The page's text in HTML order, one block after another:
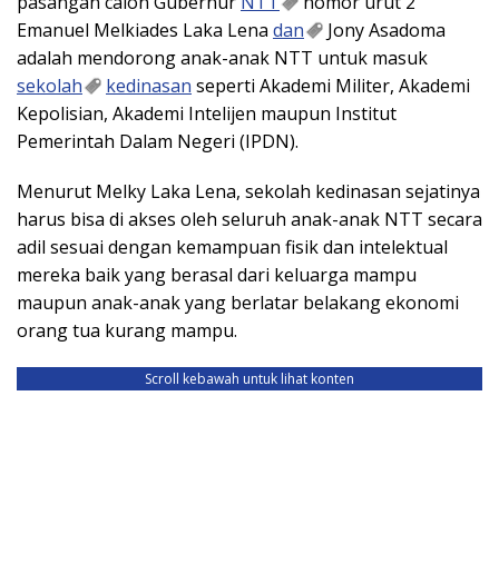
Emanuel Melkiades Laka Lena dan
Jony Asadoma
adalah mendorong anak-anak NTT untuk masuk
sekolah
kedinasan seperti Akademi Militer, Akademi
Kepolisian, Akademi Intelijen maupun Institut
Pemerintah Dalam Negeri (IPDN).
Menurut Melky Laka Lena, sekolah kedinasan sejatinya
harus bisa di akses oleh seluruh anak-anak NTT secara
adil sesuai dengan kemampuan fisik dan intelektual
mereka baik yang berasal dari keluarga mampu
maupun anak-anak yang berlatar belakang ekonomi
orang tua kurang mampu.
Scroll kebawah untuk lihat konten